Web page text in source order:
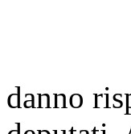
danno